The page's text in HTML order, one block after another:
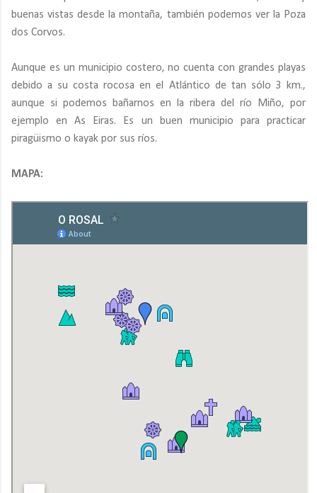
buenas vistas desde la montaña, también podemos ver la Poza
dos Corvos.
Aunque es un municipio costero, no cuenta con grandes playas
debido a su costa rocosa en el Atlántico de tan sólo 3 km.,
aunque si podemos bañarnos en la ribera del río Miño, por
ejemplo en As Eiras. Es un buen municipio para practicar
piragüismo o kayak por sus ríos.
MAPA: